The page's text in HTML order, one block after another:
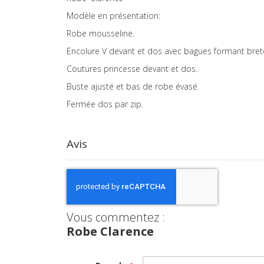
images
gallery
Modèle en présentation:
Robe mousseline.
Encolure V devant et dos avec bagues formant
Coutures princesse devant et dos.
Buste ajusté et bas de robe évasé.
Fermée dos par zip.
Avis
Vous commentez :
Robe Clarence